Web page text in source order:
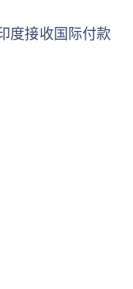
度接收国际付款